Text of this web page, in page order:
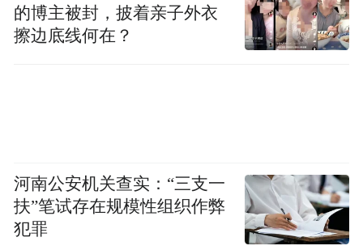
的博主被封，披着亲子外衣
擦边底线何在？
河南公安机关查实：“三支一
扶”笔试存在规模性组织作弊
犯罪